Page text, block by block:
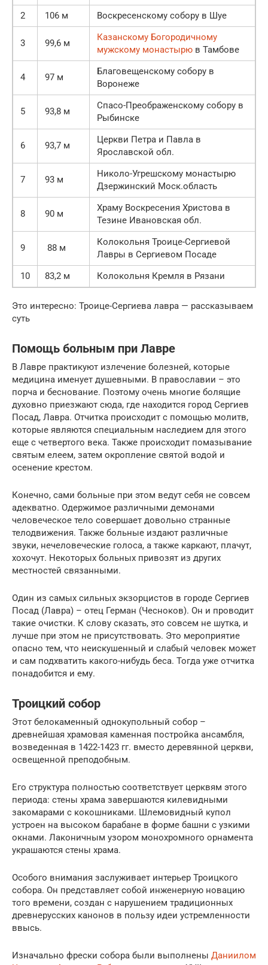
2
106 м Воскресенскому собору в Шуе
3 99,6 м
Казанскому Богородичному
мужскому монастырю в Тамбове
4 97 м
Благовещенскому собору в
Воронеже
5 93,8 м
Спасо-Преображенскому собору в
Рыбинске
6 93,7 м
Церкви Петра и Павла в
Ярославской обл.
7 93 м
Николо-Угрешскому монастырю
Дзержинский Моск.область
8 90 м
Храму Воскресения Христова в
Тезине Ивановская обл.
9 88 м
Колокольня Троице-Сергиевой
Лавры в Сергиевом Посаде
10
83,2 м Колокольня Кремля в Рязани
Это интересно: Троице-Сергиева лавра — рассказываем
суть
Помощь больным при Лавре
В Лавре практикуют излечение болезней, которые
медицина именует душевными. В православии – это
порча и беснование. Поэтому очень многие болящие
духовно приезжают сюда, где находится город Сергиев
Посад, Лавра. Отчитка происходит с помощью молитв,
которые являются специальным наследием для этого
еще с четвертого века. Также происходит помазывание
святым елеем, затем окропление святой водой и
осенение крестом.
Конечно, сами больные при этом ведут себя не совсем
адекватно. Одержимое различными демонами
человеческое тело совершает довольно странные
телодвижения. Также больные издают различные
звуки, нечеловеческие голоса, а также каркают, плачут,
хохочут. Некоторых больных привозят из других
местностей связанными.
Один из самых сильных экзорцистов в городе Сергиев
Посад (Лавра) – отец Герман (Чесноков). Он и проводит
такие очистки. К слову сказать, это совсем не шутка, и
лучше при этом не присутствовать. Это мероприятие
опасно тем, что неискушенный и слабый человек может
и сам подхватить какого-нибудь беса. Тогда уже отчитка
понадобится и ему.
Троицкий собор
Этот белокаменный однокупольный собор –
древнейшая храмовая каменная постройка ансамбля,
возведенная в 1422-1423 гг. вместо деревянной церкви,
освещенной преподобным.
Его структура полностью соответствует церквям этого
периода: стены храма завершаются килевидными
закомарами с кокошниками. Шлемовидный купол
устроен на высоком барабане в форме башни с узкими
окнами. Лаконичным узором монохромного орнамента
украшаются стены храма.
Особого внимания заслуживает интерьер Троицкого
собора. Он представляет собой инженерную новацию
того времени, создан с нарушением традиционных
древнерусских канонов в пользу идеи устремленности
ввысь.
Изначально фрески собора были выполнены Даниилом